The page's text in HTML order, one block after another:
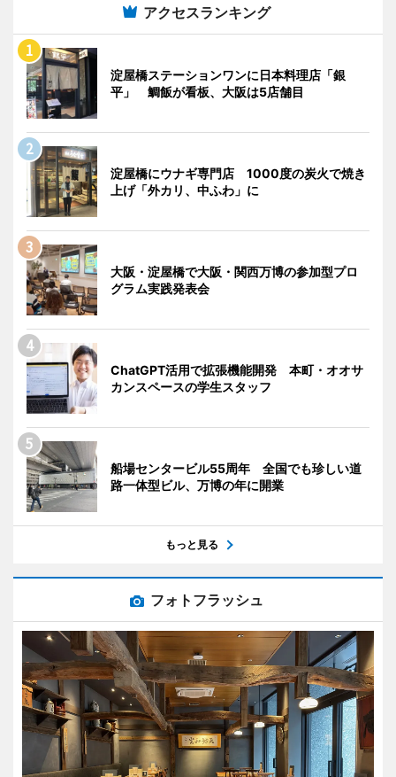
アクセスランキング
淀屋橋ステーションワンに日本料理店「銀
平」 鯛飯が看板、大阪は5店舗目
淀屋橋にウナギ専門店 1000度の炭火で焼き
上げ「外カリ、中ふわ」に
大阪・淀屋橋で大阪・関西万博の参加型プロ
グラム実践発表会
ChatGPT活用で拡張機能開発 本町・オオサ
カンスペースの学生スタッフ
船場センタービル55周年 全国でも珍しい道
路一体型ビル、万博の年に開業
もっと見る
フォトフラッシュ